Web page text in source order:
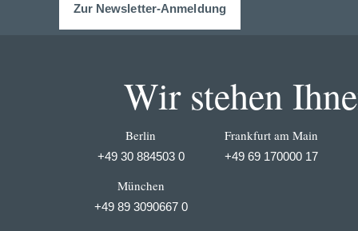
Zur Newsletter-Anmeldung
Wir stehen
Berlin
+49 30 884503 0
Frankfurt am Main
+49 69 170000 17
München
+49 89 3090667 0